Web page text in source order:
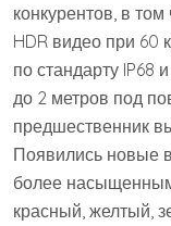
конкурентов, в
HDR видео при 60
по стандарту IP68
до 2 метров под
предшественник
Появились новые
более
красный, желтый,